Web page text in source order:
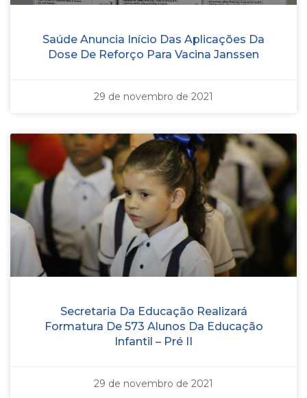
Saúde Anuncia Início Das Aplicações Da
Dose De Reforço Para Vacina Janssen
29 de novembro de 2021
Secretaria Da Educação Realizará
Formatura De 573 Alunos Da Educação
Infantil – Pré II
29 de novembro de 2021